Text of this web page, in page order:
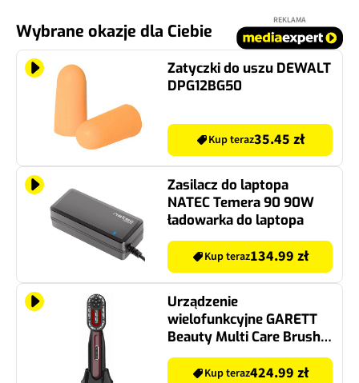
Wybrane okazje dla Ciebie
REKLAMA
Zatyczki do uszu DEWALT
DPG12BG50
Kup teraz35.45 zł
Zasilacz do laptopa
NATEC Temera 90 90W
ładowarka do laptopa
Kup teraz134.99 zł
Urządzenie
wielofunkcyjne GARETT
Beauty Multi Care Brush
Czarny
Kup teraz424.99 zł